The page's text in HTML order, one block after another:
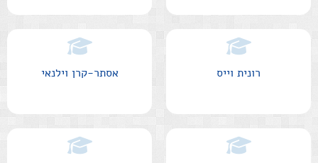
רונית וייס אסתר-קרן וילנאי